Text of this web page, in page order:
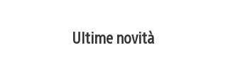
Ultime novità